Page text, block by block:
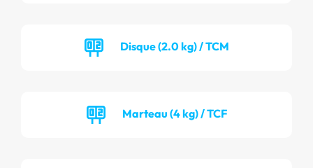
Disque (2.0 kg) / TCM
Marteau (4 kg) / TCF